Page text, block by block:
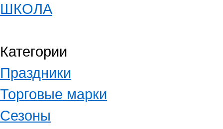
ШКОЛА
Категории
Праздники
Торговые марки
Сезоны